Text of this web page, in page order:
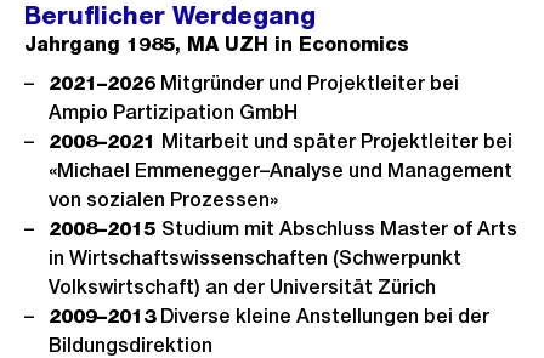
Beruflicher Werdegang
Jahrgang 1985, MA UZH in Economics
2021–2026 Mitgründer und Projektleiter bei
Ampio Partizipation GmbH
2008–2021 Mitarbeit und später Projektleiter bei
«Michael Emmenegger–Analyse und Management
von sozialen Prozessen»
2008–2015 Studium mit Abschluss Master of Arts
in Wirtschaftswissenschaften (Schwerpunkt
Volkswirtschaft) an der Universität Zürich
2009–2013Diverse kleine Anstellungen bei der
Bildungsdirektion